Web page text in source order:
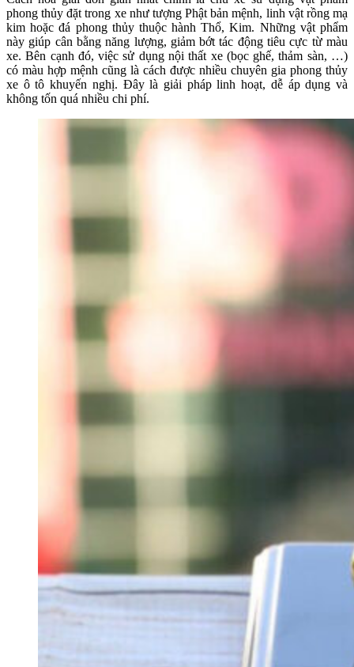
phong thủy đặt trong xe như tượng Phật bản mệnh, linh vật rồng mạ
kim hoặc đá phong thủy thuộc hành Thổ, Kim. Những vật phẩm
này giúp cân bằng năng lượng, giảm bớt tác động tiêu cực từ màu
xe. Bên cạnh đó, việc sử dụng nội thất xe (bọc ghế, thảm sàn, …)
có màu hợp mệnh cũng là cách được nhiều chuyên gia phong thủy
xe ô tô khuyến nghị. Đây là giải pháp linh hoạt, dễ áp dụng và
không tốn quá nhiều chi phí.